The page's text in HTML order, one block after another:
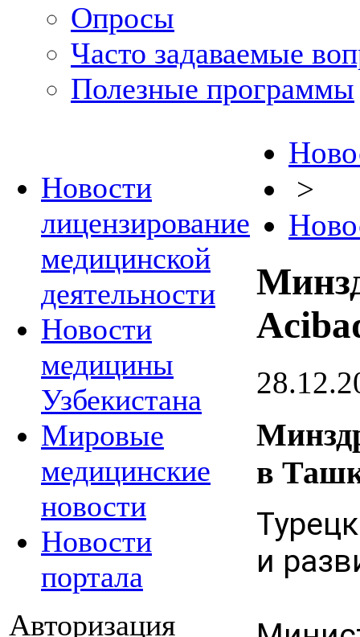
Опросы
Часто задаваемые
Полезные программы
Новости
лицензирование
медицинской
деятельности
Новости
медицины
Узбекистана
Мировые
медицинские
новости
Новости
портала
Авторизация
>
в
и